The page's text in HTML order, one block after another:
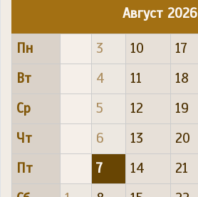
Август 2026
Пн 3 10 17
Вт
4 11 18
Ср
5 12 19
Чт
6 13 20
Пт
7 14 21